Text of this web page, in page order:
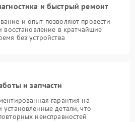
и быстрый ремонт
и опыт позволяют провести
восстановление в кратчайшие
без устройства
и запчасти
гарантия на
детали, что
неисправностей